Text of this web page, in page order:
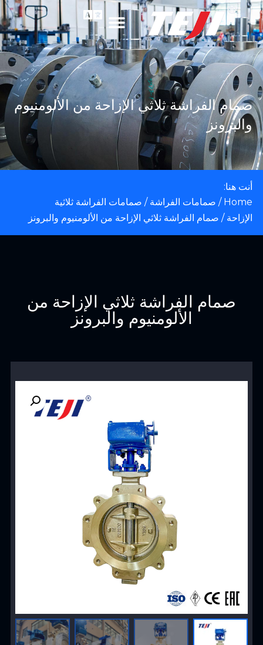
صمام الفراشة ثلاثي الإزاحة من الألومنيوم
والبرونز
أنت هنا:
Home
/ صمامات الفراشة / صمامات الفراشة ثلاثية
الإزاحة / صمام الفراشة ثلاثي الإزاحة من الألومنيوم والبرونز
صمام الفراشة ثلاثي الإزاحة من
الألومنيوم والبرونز